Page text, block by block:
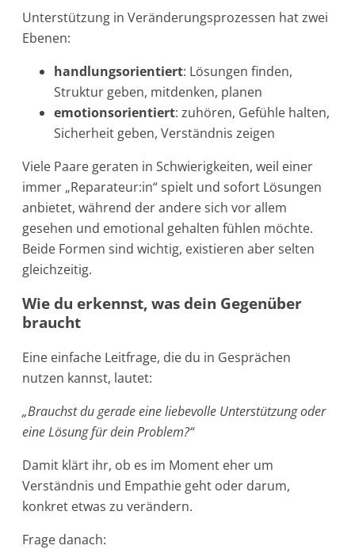
Unterstützung in Veränderungsprozessen hat zwei
Ebenen:
handlungsorientiert: Lösungen finden,
Struktur geben, mitdenken, planen
emotionsorientiert: zuhören, Gefühle halten,
Sicherheit geben, Verständnis zeigen
Viele Paare geraten in Schwierigkeiten, weil einer
immer „Reparateur:in“ spielt und sofort Lösungen
anbietet, während der andere sich vor allem
gesehen und emotional gehalten fühlen möchte.
Beide Formen sind wichtig, existieren aber selten
gleichzeitig.
Wie du erkennst, was dein Gegenüber
braucht
Eine einfache Leitfrage, die du in Gesprächen
nutzen kannst, lautet:
„Brauchst du gerade eine liebevolle Unterstützung oder
eine Lösung für dein Problem?“
Damit klärt ihr, ob es im Moment eher um
Verständnis und Empathie geht oder darum,
konkret etwas zu verändern.
Frage danach: